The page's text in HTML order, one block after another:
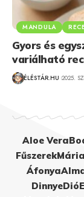
MANDULA
Gyors és
variálható
ÉLÉSTÁR.HU 2025.
Aloe Vera
Fűszerek
Áfonya
DinnyeDió